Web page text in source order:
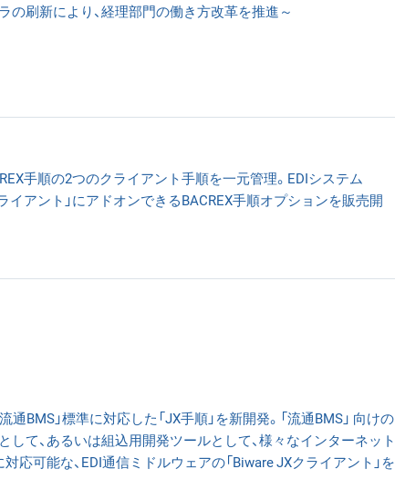
の刷新により、経理部門の働き方改革を推進～
手順の2つのクライアント手順を一元管理。EDIシステム
イアント」にアドオンできるBACREX手順オプションを販売開
通BMS」標準に対応した「JX手順」を新開発。「流通BMS」 向けの
して、あるいは組込用開発ツールとして、様々なインターネット
応可能な、EDI通信ミドルウェアの「Biware JXクライアント」を